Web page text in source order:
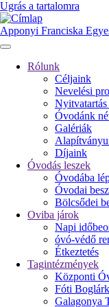
Ugrás a tartalomra
Apponyi Franciska
navigáció
Rólunk
Céljaink
Nevelési
Nyitvatartás
Óvodánk
Galériák
Díjaink
Óvodás leszek
Óvodába
Óvodai
Bölcsődei
Oviba járok
Napi
óvó-védő
Étkeztetés
Tagintézmények
Központi
Fóti
Galagonya